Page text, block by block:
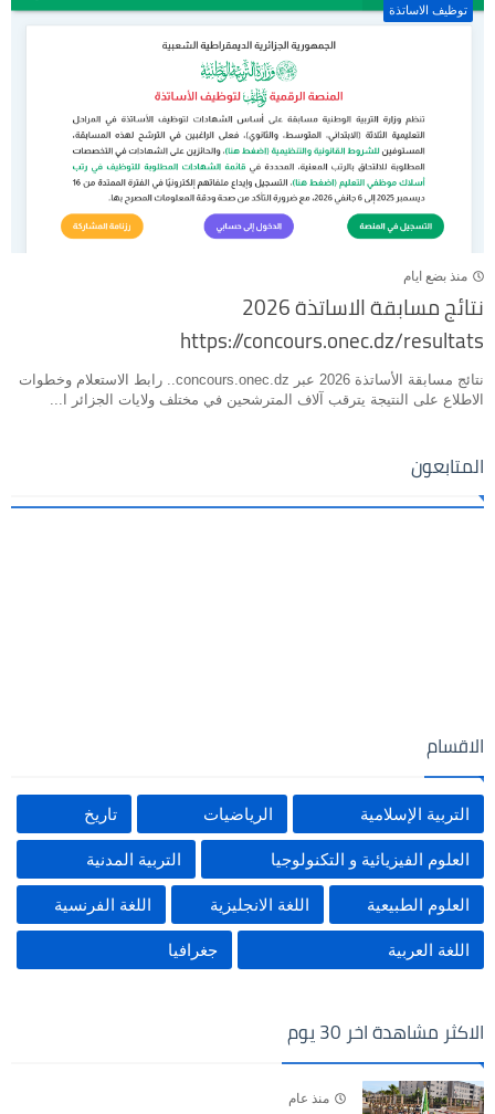
توظيف الاساتذة
منذ بضع ايام
نتائج مسابقة الاساتذة 2026
https://concours.onec.dz/resultats
نتائج مسابقة الأساتذة 2026 عبر concours.onec.dz.. رابط الاستعلام وخطوات
الاطلاع على النتيجة يترقب آلاف المترشحين في مختلف ولايات الجزائر ا...
المتابعون
الاقسام
التربية الإسلامية الرياضيات تاريخ
العلوم الفيزيائية و التكنولوجيا التربية المدنية
العلوم الطبيعية اللغة الانجليزية اللغة الفرنسية
اللغة العربية جغرافيا
الاكثر مشاهدة اخر 30 يوم
منذ عام